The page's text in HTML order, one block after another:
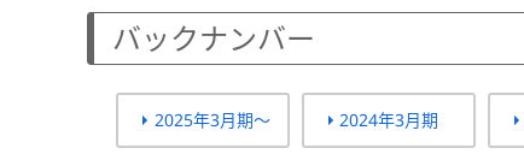
バックナンバー
2025年3月期～ 2024年3月期